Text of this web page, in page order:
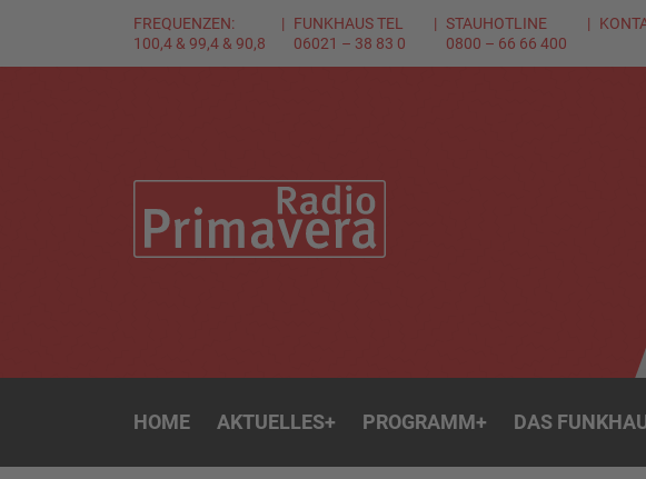
FREQUENZEN:
100,4 & 99,4 & 90,8
FUNKHAUS TEL
06021 – 38 83 0
STAUHOTLINE
0800 – 66 66 400
HOME AKTUELLES+ PROGRAMM+ DAS